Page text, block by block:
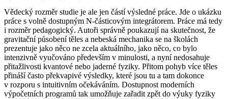
Vědecký rozměr studie je ale jen částí výsledné práce. Jde o ukázku
práce s volně dostupným N-částicovým integrátorem. Práce má tedy
i rozměr pedagogický. Autoři správně poukazují na skutečnost, že
gravitační působení těles a nebeská mechanika se na školách
prezentuje jako něco ne zcela aktuálního, jako něco, co bylo
intenzivně vyučováno především v minulosti, a nyní nedosahuje
přitažlivosti kvantové nebo jaderné fyziky. Přitom pohyb více těles
přináší často překvapivé výsledky, které jsou tu a tam dokonce
v rozporu s intuitivním očekáváním. Dostupnost moderních
výpočetních programů tak umožňuje zařadit zpět do výuky fyziky